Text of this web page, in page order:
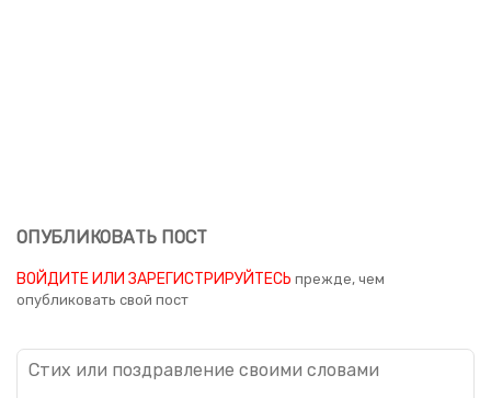
ОПУБЛИКОВАТЬ ПОСТ
ВОЙДИТЕ ИЛИ ЗАРЕГИСТРИРУЙТЕСЬ прежде, чем
опубликовать свой пост